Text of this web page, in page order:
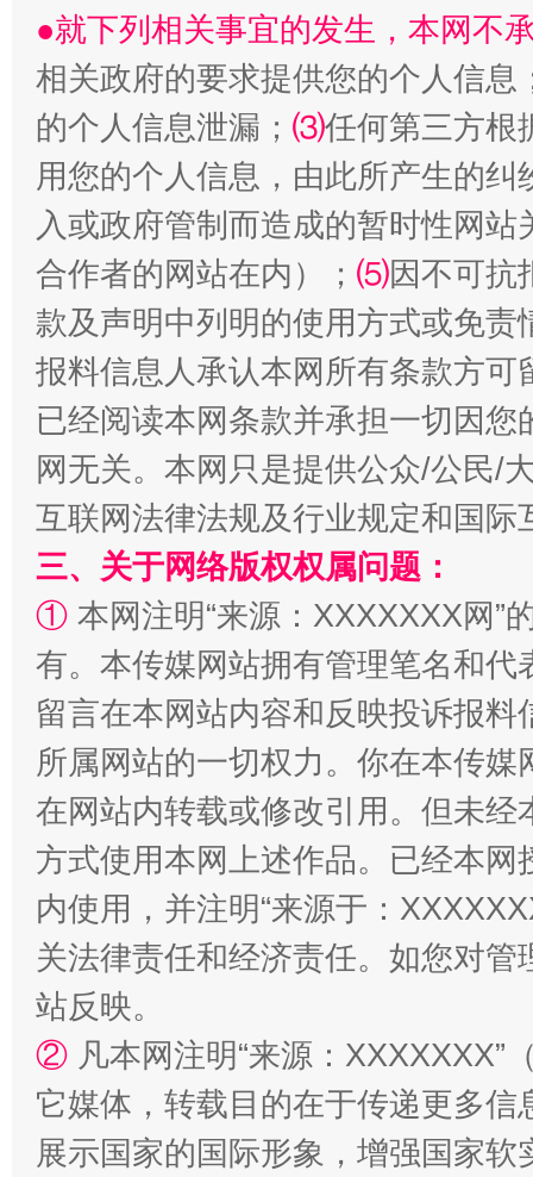
揭批美国五大"原罪" "炒
解纷+调解+退费，一次搞定
站台名比不上好声名
●就下列相关事宜的发生，本网不
相关政府的要求提供您的个人信息
的个人信息泄漏； ⑶任何第三方根
用您的个人信息，由此所产生的纠
入或政府管制而造成的暂时性网
合作者的网站在内）； ⑸因不可抗
款及声明中列明的使用方式或免责
报料信息人承认本网所有条款方
已经阅读本网条款并承担一切因
网无关。本网只是提供公众/公民/
互联网法律法规及行业规定和国
三、关于网络版权权属问题：
① 本网注明“来源：XXXXXXX网”
有。本传媒网站拥有管理笔名和
留言在本网站内容和反映投诉报
所属网站的一切权力。你在本传
在网站内转载或修改引用。但未
方式使用本网上述作品。已经本
内使用，并注明“来源于：
关法律责任和经济责任。如您对
站反映。
② 凡本网注明“来源：
它媒体，转载目的在于传递更多
展示国家的国际形象，增强国家